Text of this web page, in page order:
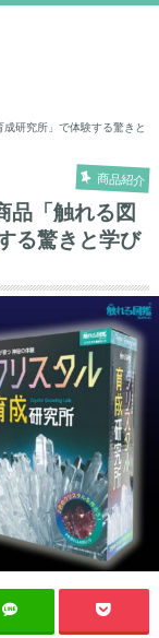
研究所」で体験する驚きと
商品紹介
品「触れる図
る驚きと学び